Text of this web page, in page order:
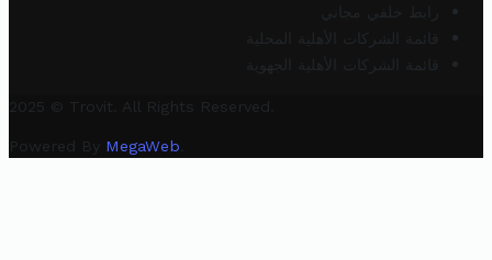
رابط خلفي مجاني
قائمة الشركات الأهلية المحلية
قائمة الشركات الأهلية الجهوية
2025 © Trovit. All Rights Reserved.
Powered By MegaWeb